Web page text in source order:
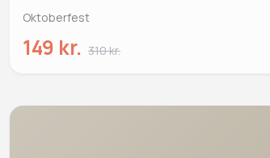
Oktoberfest
149 kr. 310 kr.